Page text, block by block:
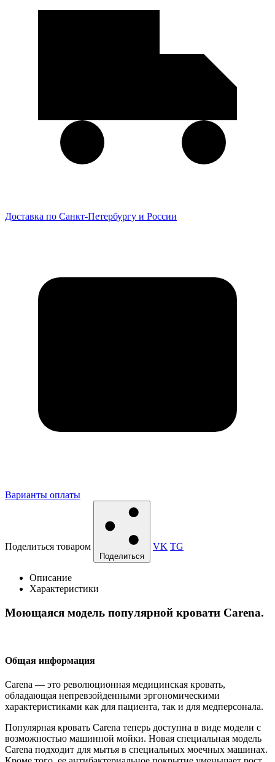
Доставка по Санкт-Петербургу и России
Варианты оплаты
Поделиться товаром
Поделиться
VK TG
Описание
Характеристики
Моющаяся модель популярной кровати Carena.
Общая информация
Carena — это революционная медицинская кровать,
обладающая непревзойденными эргономическими
характеристиками как для пациента, так и для медперсонала.
Популярная кровать Carena теперь доступна в виде модели с
возможностью машинной мойки. Новая специальная модель
Carena подходит для мытья в специальных моечных машинах.